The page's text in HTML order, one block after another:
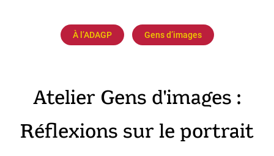
À l’ADAGP Gens d’images
Atelier Gens d'images :
Réflexions sur le portrait